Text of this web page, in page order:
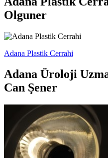
Olguner
Adana Plastik Cerrahi
Adana Üroloji
Can Şener